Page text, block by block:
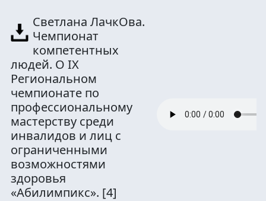
Светлана ЛачкОва.
Чемпионат
компетентных
людей. О IX
Региональном
чемпионате по
профессиональному
мастерству среди
инвалидов и лиц с
ограниченными
возможностями
здоровья
«Абилимпикс». [4]